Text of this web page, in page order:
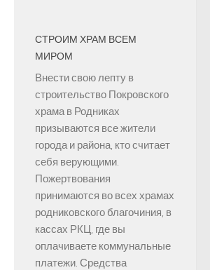
СТРОИМ ХРАМ ВСЕМ
МИРОМ
Внести свою лепту в
строительство Покровского
храма в Родниках
призываются все жители
города и района, кто считает
себя верующими.
Пожертвования
принимаются во всех храмах
родниковского благочиния, в
кассах РКЦ, где вы
оплачиваете коммунальные
платежи. Средства